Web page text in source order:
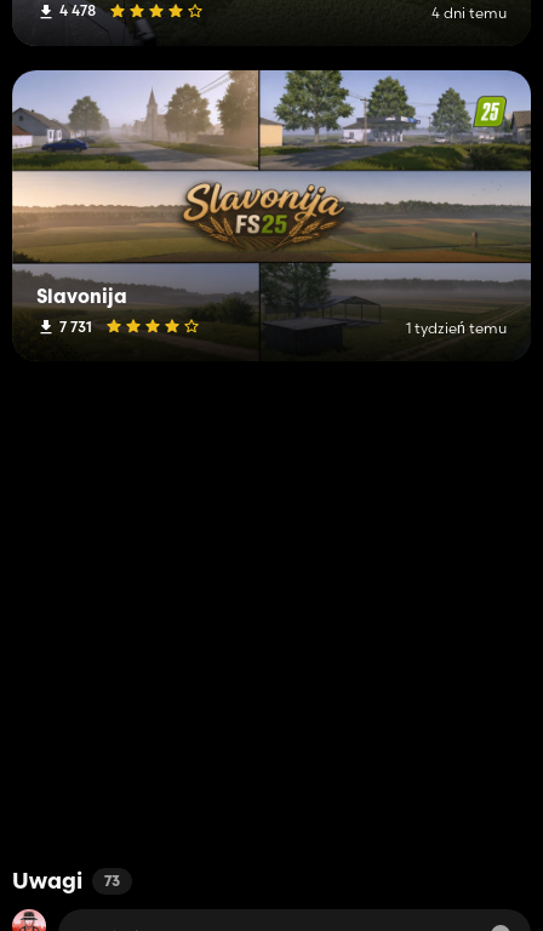
4 478 4 dni temu
Slavonija
7 731 1 tydzień temu
Uwagi 73